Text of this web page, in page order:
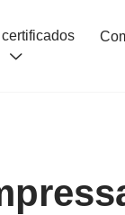
Cursos certificados